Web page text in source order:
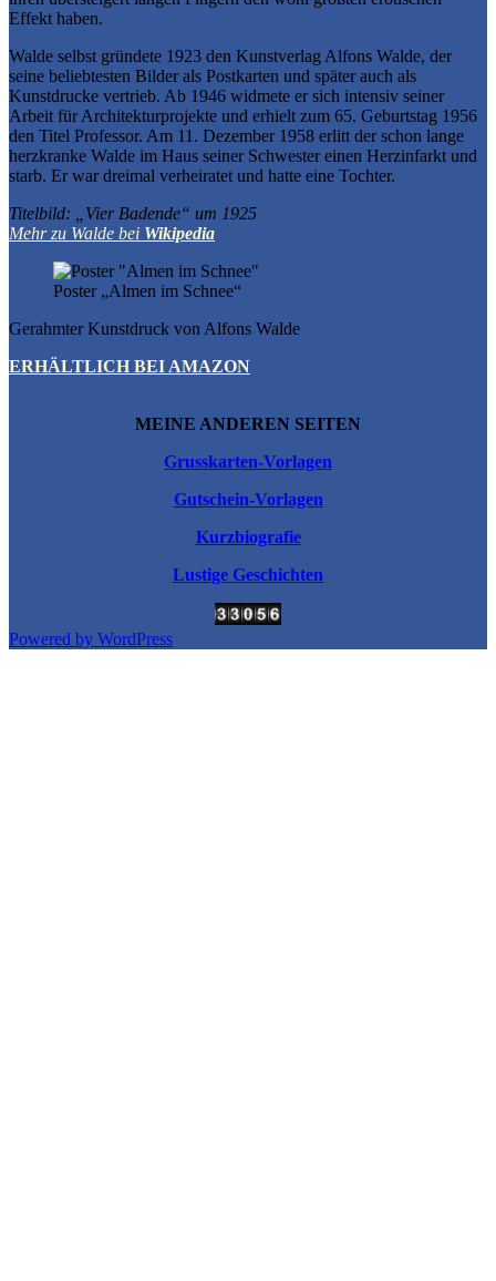
Effekt haben.
Walde selbst gründete 1923 den Kunstverlag Alfons Walde, der
seine beliebtesten Bilder als Postkarten und später auch als
Kunstdrucke vertrieb. Ab 1946 widmete er sich intensiv seiner
Arbeit für Architekturprojekte und erhielt zum 65. Geburtstag 1956
den Titel Professor. Am 11. Dezember 1958 erlitt der schon lange
herzkranke Walde im Haus seiner Schwester einen Herzinfarkt und
starb. Er war dreimal verheiratet und hatte eine Tochter.
Titelbild: „Vier Badende“ um 1925
Mehr zu Walde bei Wikipedia
Poster „Almen im Schnee“
Gerahmter Kunstdruck von Alfons Walde
ERHÄLTLICH BEI AMAZON
MEINE ANDEREN SEITEN
Grusskarten-Vorlagen
Gutschein-Vorlagen
Kurzbiografie
Lustige Geschichten
Powered by WordPress